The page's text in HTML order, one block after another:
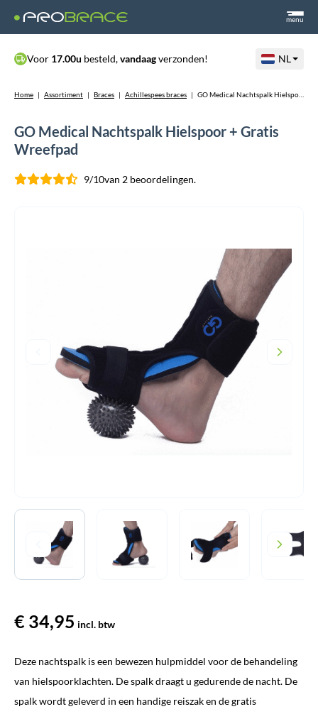
menu
Voor 17.00u besteld,vandaagverzonden! NL
Home | Assortiment | Braces | Achillespees braces | GO Medical Nachtspalk Hielspoor + Gratis Wreefpad
GO Medical Nachtspalk Hielspoor + Gratis
Wreefpad
9/10van 2 beoordelingen.
€ 34,95 incl. btw
Deze nachtspalk is een bewezen hulpmiddel voor de behandeling
van hielspoorklachten. De spalk draagt u gedurende de nacht. De
spalk wordt geleverd in een handige reiszak en de gratis